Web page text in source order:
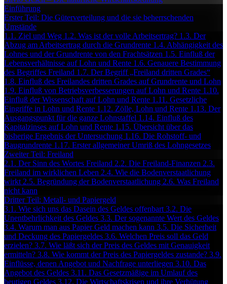
Einführung
Erster Teil: Die Güterverteilung und die sie beherrschenden
Umstände
1.1. Ziel und Weg 1.2. Was ist der volle Arbeitsertrag? 1.3. Der
Abzug am Arbeitsertrag durch die Grundrente 1.4. Abhängigkeit des
Lohnes und der Grundrente von den Frachtsätzen 1.5. Einfluß der
Lebensverhältnisse auf Lohn und Rente 1.6. Genauere Bestimmung
des Begriffes Freiland 1.7. Der Begriff „Freiland dritten Grades“
1.8. Einfluß des Freilandes dritten Grades auf Grundrente und Lohn
1.9. Einfluß von Betriebsverbesserungen auf Lohn und Rente 1.10.
Einfluß der Wissenschaft auf Lohn und Rente 1.11. Gesetzliche
Eingriffe in Lohn und Rente 1.12. Zölle, Lohn und Rente 1.13. Der
Ausgangspunkt für die ganze Lohnstaffel 1.14. Einfluß des
Kapitalzinses auf Lohn und Rente 1.15. Übersicht über das
bisherige Ergebnis der Untersuchung 1.16. Die Rohstoff- und
Baugrundrente 1.17. Erster allgemeiner Umriß des Lohngesetzes
Zweiter Teil: Freiland
2.1. Der Sinn des Wortes Freiland 2.2. Die Freiland-Finanzen 2.3.
Freiland im wirklichen Leben 2.4. Wie die Bodenverstaatlichung
wirkt 2.5. Begründung der Bodenverstaatlichung 2.6. Was Freiland
nicht kann
Dritter Teil: Metall- und Papiergeld
3.1. Wie sich uns das Dasein des Geldes offenbart 3.2. Die
Unentbehrlichkeit des Geldes 3.3. Der sogenannte Wert des Geldes
3.4. Warum man aus Papier Geld machen kann 3.5. Die Sicherheit
und Deckung des Papiergeldes 3.6. Welchen Preis soll das Geld
erzielen? 3.7. Wie läßt sich der Preis des Geldes mit Genauigkeit
ermitteln? 3.8. Wie kommt der Preis des Papiergeldes zustande? 3.9.
Einflüsse, denen Angebot und Nachfrage unterliegen 3.10. Das
Angebot des Geldes 3.11. Das Gesetzmäßige im Umlauf des
heutigen Geldes 3.12. Die Wirtschaftskrisen und ihre Verhütung